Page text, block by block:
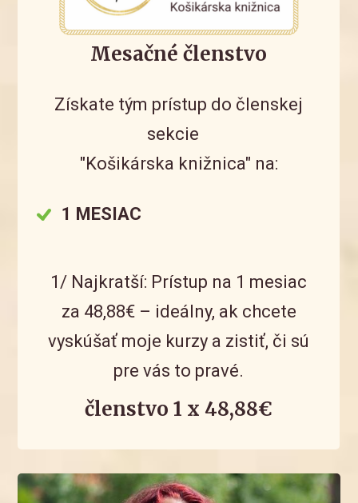
Mesačné členstvo
Získate tým prístup do členskej
sekcie
"Košikárska knižnica" na:
1 MESIAC
1/ Najkratší: Prístup na 1 mesiac
za 48,88€ – ideálny, ak chcete
vyskúšať moje kurzy a zistiť, či sú
pre vás to pravé.
členstvo 1 x 48,88€